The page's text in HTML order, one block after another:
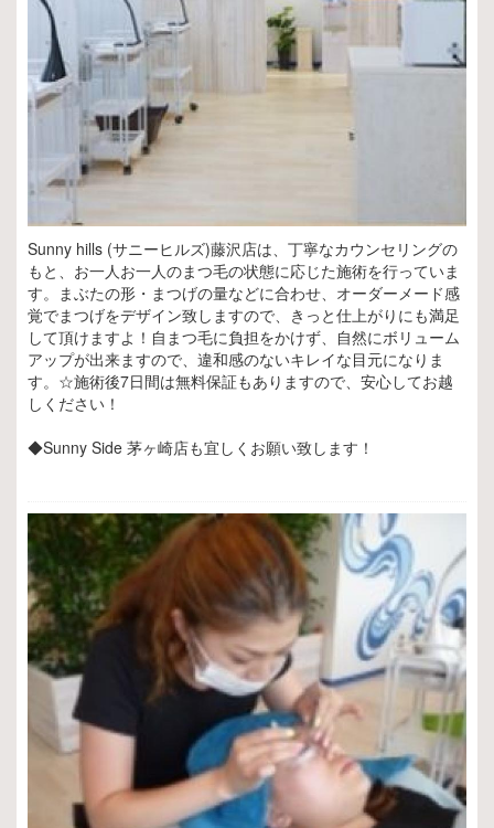
Sunny hills (サニーヒルズ)藤沢店は、丁寧なカウンセリングの
もと、お一人お一人のまつ毛の状態に応じた施術を行っていま
す。まぶたの形・まつげの量などに合わせ、オーダーメード感
覚でまつげをデザイン致しますので、きっと仕上がりにも満足
して頂けますよ！自まつ毛に負担をかけず、自然にボリューム
アップが出来ますので、違和感のないキレイな目元になりま
す。☆施術後7日間は無料保証もありますので、安心してお越
しください！
◆Sunny Side 茅ヶ崎店も宜しくお願い致します！